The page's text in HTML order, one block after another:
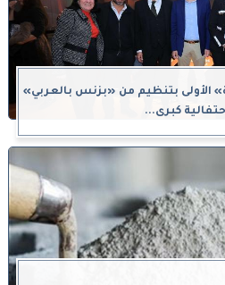
الأولى بتنظيم من «بزنس بالعربي»
كبرى...